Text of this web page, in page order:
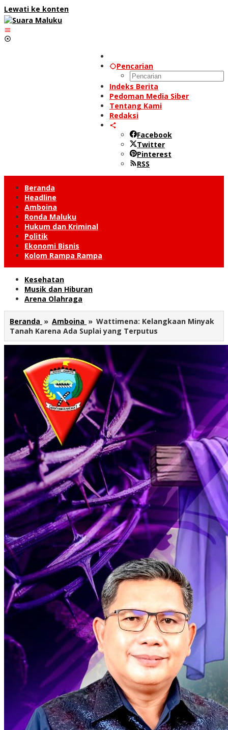
Lewati ke konten
Pencarian
Indeks Berita
Pedoman Media Siber
Tentang Kami
Redaksi
Facebook
Twitter
Pinterest
RSS
Beranda
Headline
Amboina
Ronda Maluku
Hukum dan Kriminal
Politik
Ekonomi Bisnis
Kolom Rampa Rampa
Kesehatan
Musik dan Hiburan
Arena Olahraga
Beranda » Amboina » Wattimena: Kelangkaan Minyak
Tanah Karena Ada Suplai yang Terputus